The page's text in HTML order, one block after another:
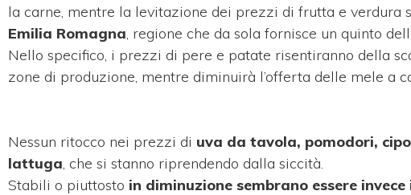
la carne, mentre la levitazione dei prezzi di frutta e verdura
Emilia Romagna , regione che da sola fornisce un quinto
Nello specifico, i prezzi di pere e patate risentiranno della
zone di produzione, mentre diminuirà l’offerta delle mele a
Nessun ritocco nei prezzi di uva da tavola, pomodori,
lattuga , che si stanno riprendendo dalla siccità.
Stabili o piuttosto in diminuzione sembrano essere